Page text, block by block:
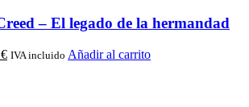
– El legado de la hermandad
€ IVA incluido Añadir al carrito